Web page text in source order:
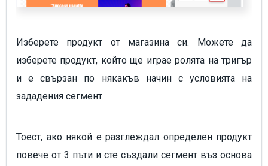
Изберете продукт от магазина си. Можете да
изберете продукт, който ще играе ролята на тригър
и е свързан по някакъв начин с условията на
зададения сегмент.
Тоест, ако някой е разглеждал определен продукт
повече от 3 пъти и сте създали сегмент въз основа